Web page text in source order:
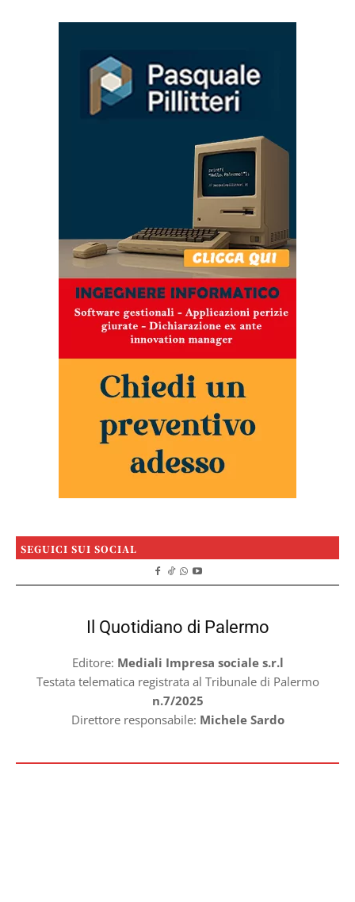
SEGUICI SUI SOCIAL
Il Quotidiano di Palermo
Editore: Mediali Impresa sociale s.r.l
Testata telematica registrata al Tribunale di Palermo
n.7/2025
Direttore responsabile: Michele Sardo